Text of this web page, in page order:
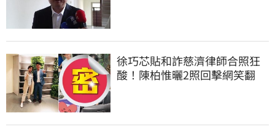
徐巧芯貼和詐慈濟律師合照狂
酸！陳柏惟曬2照回擊網笑翻